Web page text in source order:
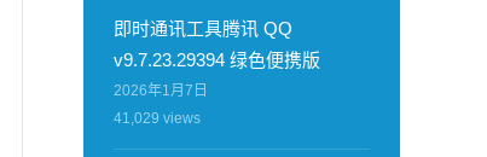
即时通讯工具腾讯 QQ
v9.7.23.29394 绿色便携版
2026年1月7日
41,029 views